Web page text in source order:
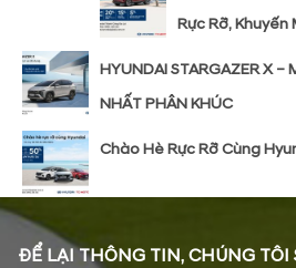
Rực Rỡ, Khuyến
HYUNDAI STARGAZER X –
NHẤT PHÂN KHÚC
Chào Hè Rực Rỡ Cùng
ĐỂ LẠI THÔNG TIN, CHÚNG TÔI